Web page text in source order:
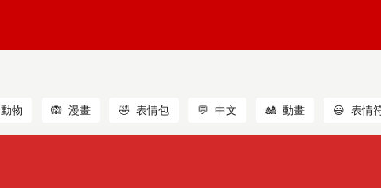
動物 🙉 漫畫 🤣 表情包 💬 中文 🎎 動畫 😃 表情